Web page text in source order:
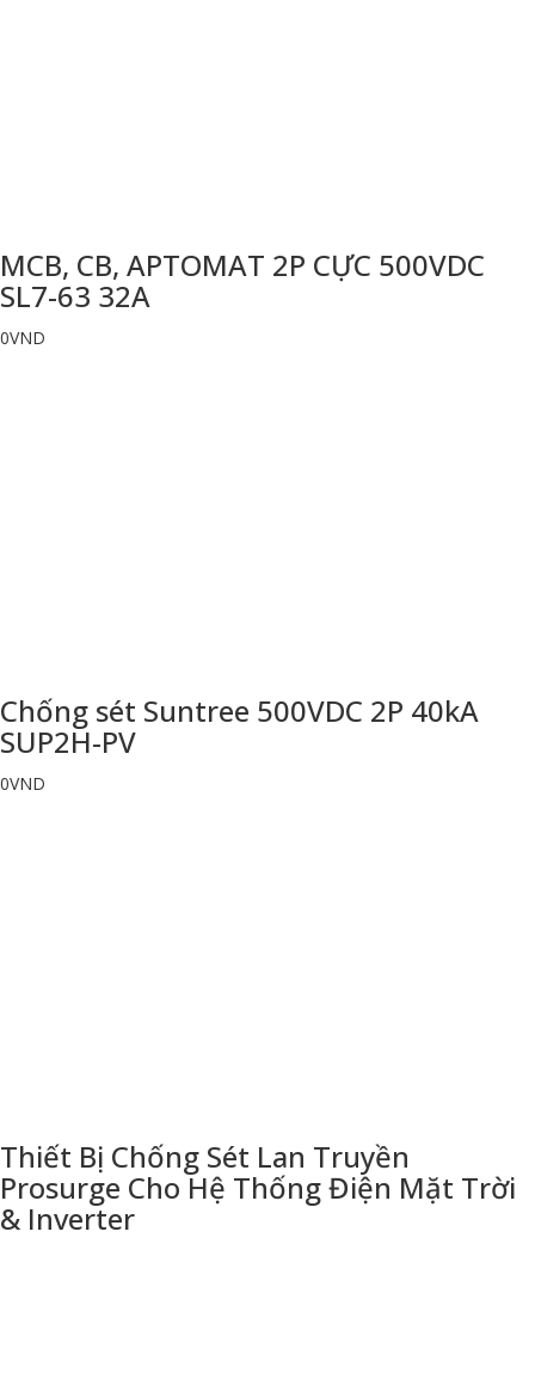
MCB, CB, APTOMAT 2P CỰC 500VDC
SL7-63 32A
0VND
Chống sét Suntree 500VDC 2P 40kA
SUP2H-PV
0VND
Thiết Bị Chống Sét Lan Truyền
Prosurge Cho Hệ Thống Điện Mặt Trời
& Inverter